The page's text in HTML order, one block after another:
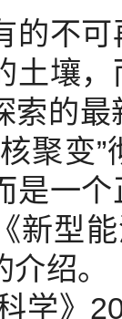
不可
土壤
索的
聚变
是一
新型
介绍
学》